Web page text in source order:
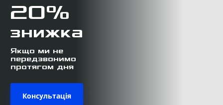
20%
знижка
Якщо ми не
передзвонимо
протягом дня
Консультація